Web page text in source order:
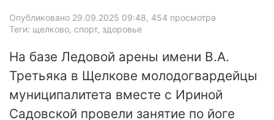
Опубликовано 29.09.2025 09:48, 454 просмотра
Теги: щелково, спорт, здоровье
На базе Ледовой арены имени В.А.
Третьяка в Щелкове молодогвардейцы
муниципалитета вместе с Ириной
Садовской провели занятие по йоге